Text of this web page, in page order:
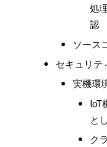
処
認
ソース
セキュリテ
実機環
IoT
と
ク